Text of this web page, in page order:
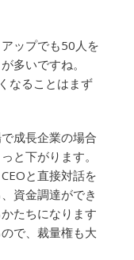
ップでも50人を
多いですね。
なることはまず
成長企業の場合
と下がります。
と直接対話を
資金調達ができ
たちになります
で、裁量権も大